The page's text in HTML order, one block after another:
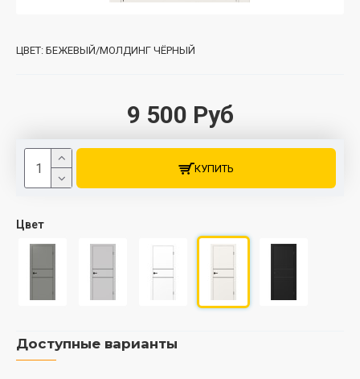
9 500 Руб
ЦВЕТ: БЕЖЕВЫЙ/МОЛДИНГ ЧЁРНЫЙ
Цвет
Доступные варианты
КУПИТЬ